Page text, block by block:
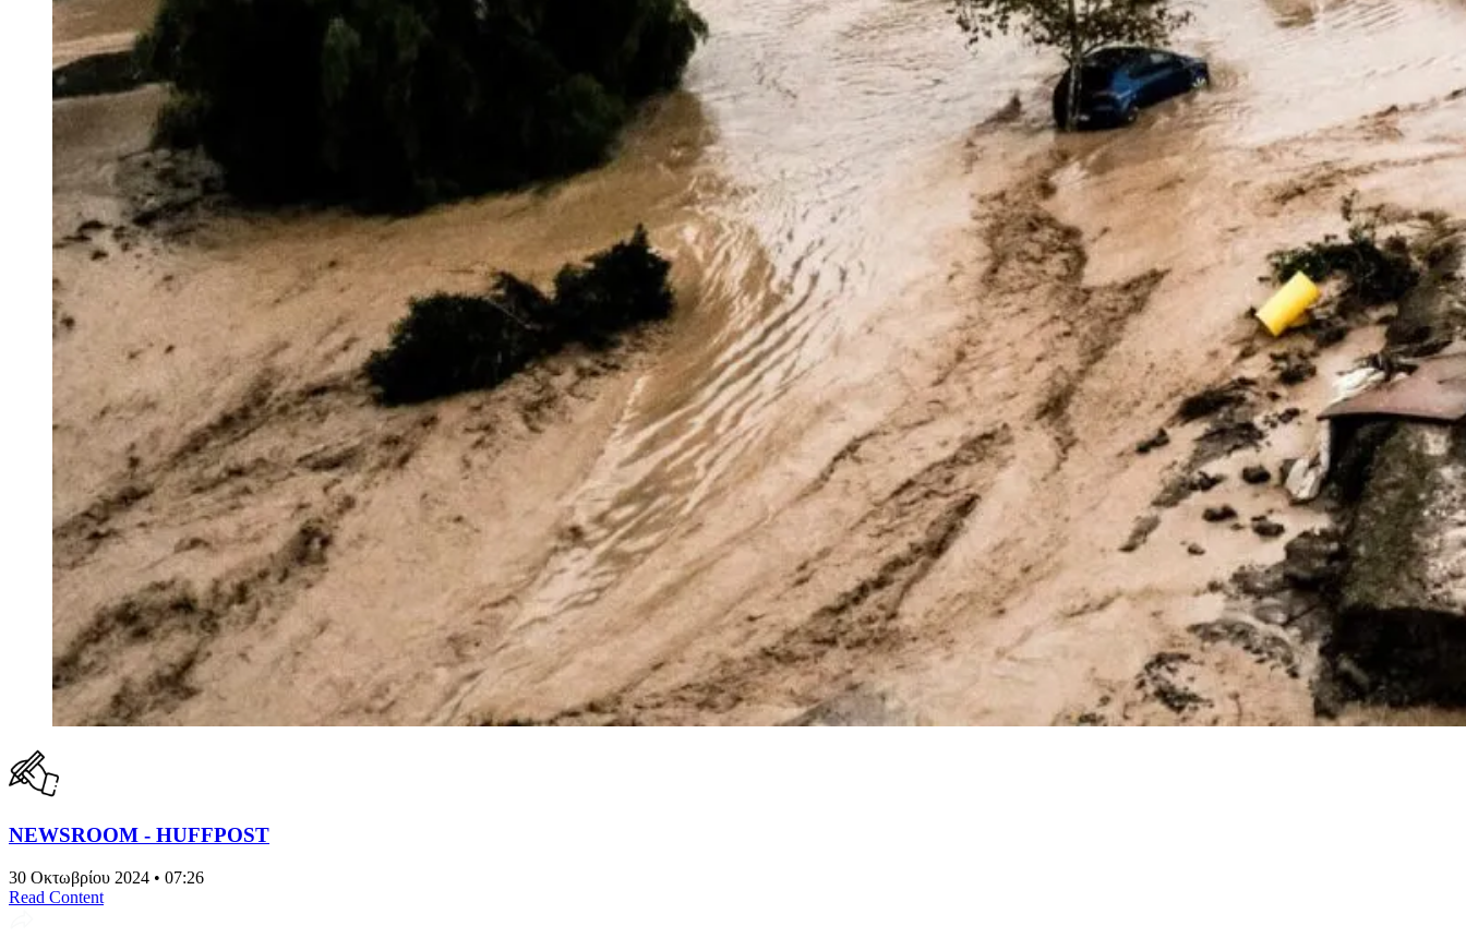
NEWSROOM - HUFFPOST
30 Οκτωβρίου 2024 • 07:26
Read Content